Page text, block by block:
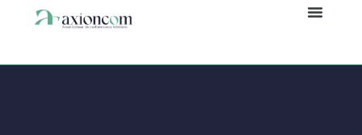
Panneau de gestion des cookies
Jérémy